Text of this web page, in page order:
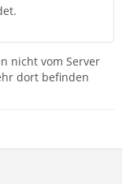
nicht vom Server
dort befinden